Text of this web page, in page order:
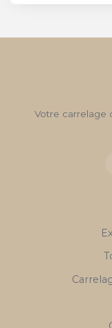
Votre carrelage